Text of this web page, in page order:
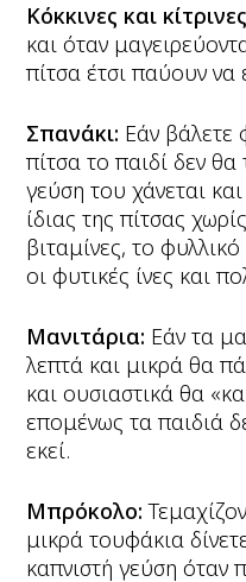
Κόκκινες και
και όταν
πίτσα έτσι παύουν να
Σπανάκι: Εάν βάλετε
πίτσα το παιδί δεν θα
γεύση του χάνεται
ίδιας της πίτσας
βιταμίνες, το
οι φυτικές ίνες και
Μανιτάρια: Εάν τα
λεπτά και μικρά θα
και ουσιαστικά θα
επομένως τα παιδιά
εκεί.
Μπρόκολο:
μικρά τουφάκια
καπνιστή γεύση όταν